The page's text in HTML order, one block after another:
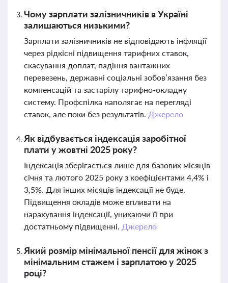
Чому зарплати залізничників в Україні
залишаються низькими?
Зарплати залізничників не відповідають інфляції
через рідкісні підвищення тарифних ставок,
скасування доплат, падіння вантажних
перевезень, державні соціальні зобов’язання без
компенсацій та застарілу тарифно-окладну
систему. Профспілка наполягає на перегляді
ставок, але поки без результатів. Джерело
Як відбувається індексація заробітної
плати у жовтні 2025 року?
Індексація зберігається лише для базових місяців
січня та лютого 2025 року з коефіцієнтами 4,4% і
3,5%. Для інших місяців індексації не буде.
Підвищення окладів може впливати на
нарахування індексації, уникаючи її при
достатньому підвищенні. Джерело
Який розмір мінімальної пенсії для жінок з
мінімальним стажем і зарплатою у 2025
році?